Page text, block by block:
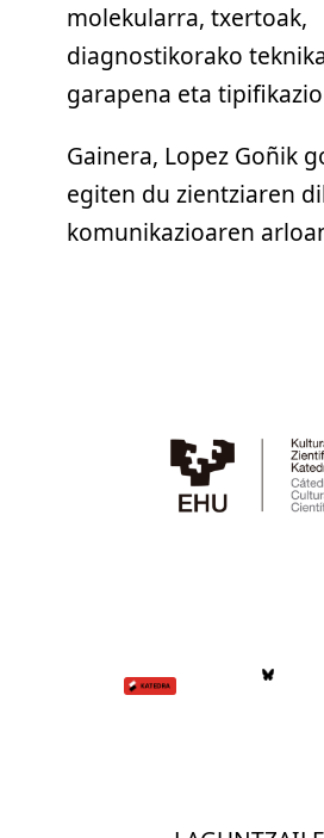
molekularra, txertoak,
diagnostikorako
garapena eta
Gainera, Lopez Goñik
egiten du zientziaren
komunikazioaren